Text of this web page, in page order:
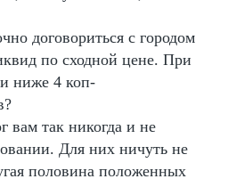
договориться с городом
по сходной цене. При
ниже 4 коп-
вам так никогда и не
Для них ничуть не
половина положенных